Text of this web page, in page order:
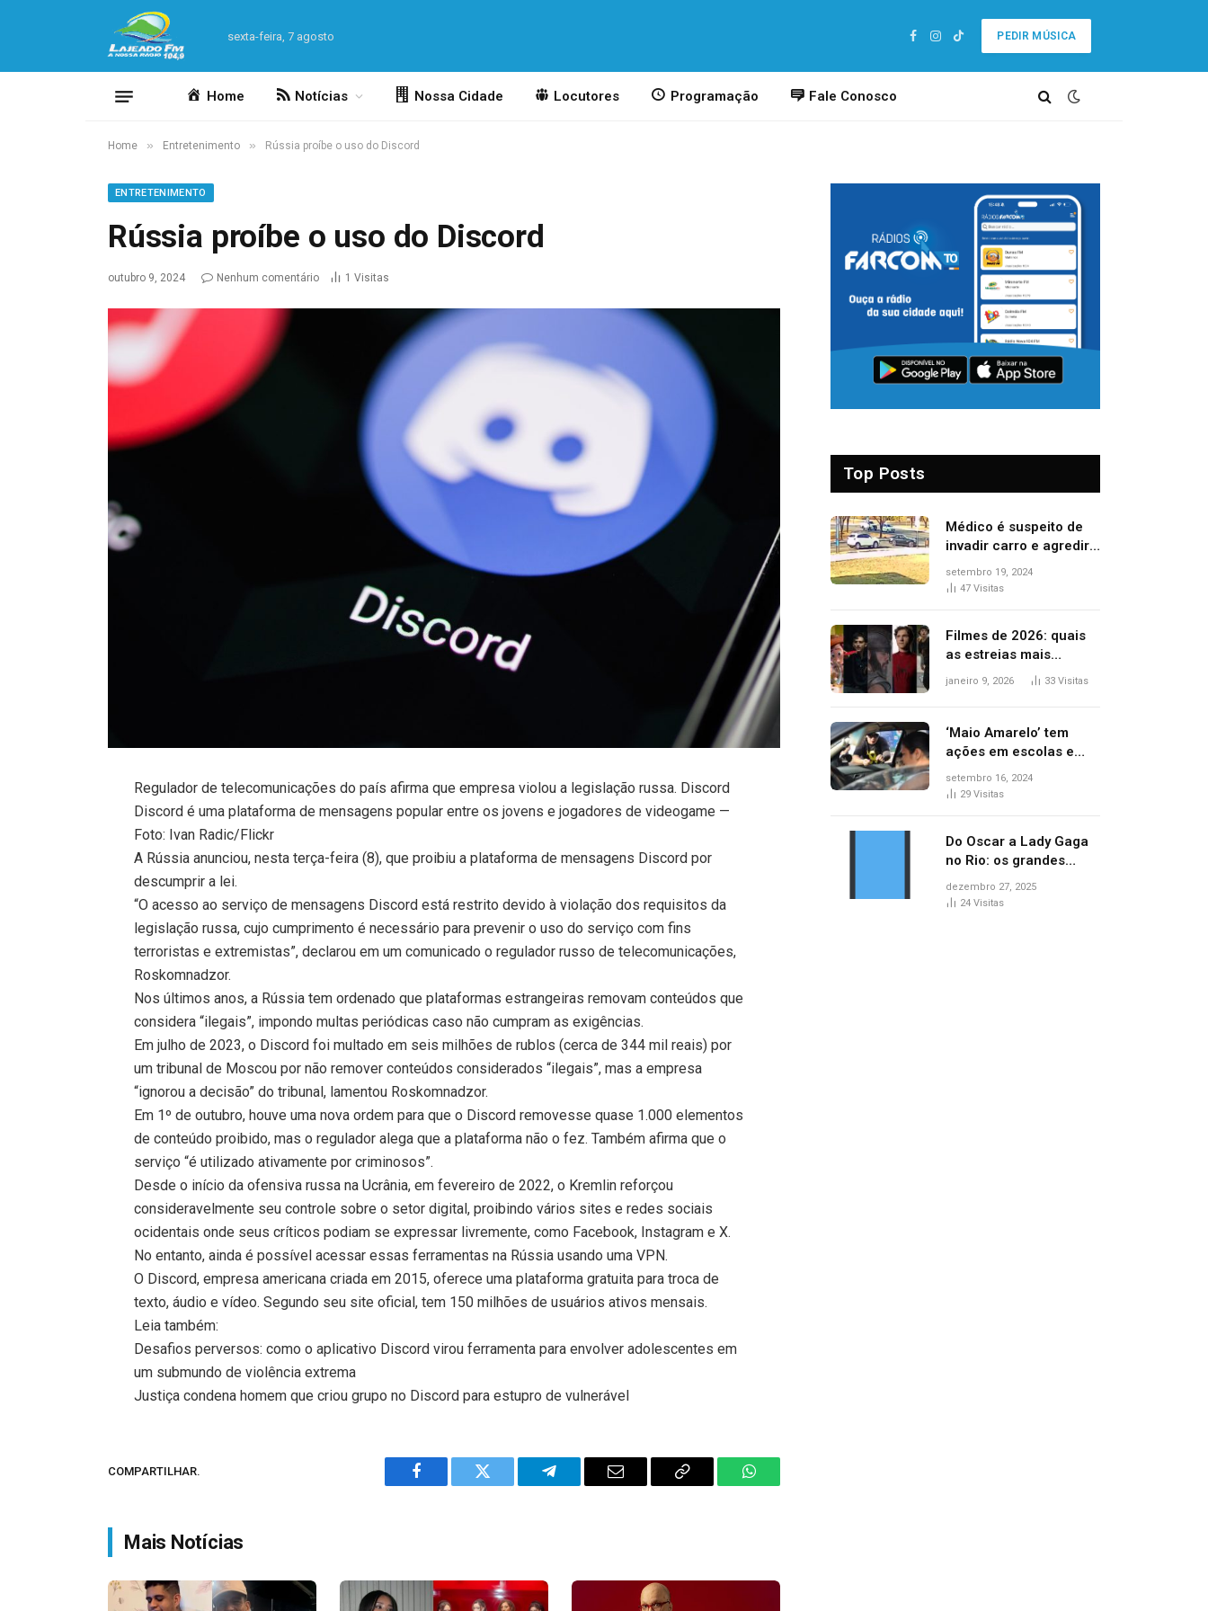
sexta-feira, 7 agosto
Facebook
Instagram
TikTok
PEDIR MÚSICA
Home Notícias Nossa Cidade Locutores Programação Fale Conosco
Home » Entretenimento » Rússia proíbe o uso do Discord
ENTRETENIMENTO
Rússia proíbe o uso do Discord
outubro 9, 2024 Nenhum comentário 1 Visitas
Regulador de telecomunicações do país afirma que empresa violou a legislação russa. Discord
Discord é uma plataforma de mensagens popular entre os jovens e jogadores de videogame —
Foto: Ivan Radic/Flickr
A Rússia anunciou, nesta terça-feira (8), que proibiu a plataforma de mensagens Discord por
descumprir a lei.
“O acesso ao serviço de mensagens Discord está restrito devido à violação dos requisitos da
legislação russa, cujo cumprimento é necessário para prevenir o uso do serviço com fins
terroristas e extremistas”, declarou em um comunicado o regulador russo de telecomunicações,
Roskomnadzor.
Nos últimos anos, a Rússia tem ordenado que plataformas estrangeiras removam conteúdos que
considera “ilegais”, impondo multas periódicas caso não cumpram as exigências.
Em julho de 2023, o Discord foi multado em seis milhões de rublos (cerca de 344 mil reais) por
um tribunal de Moscou por não remover conteúdos considerados “ilegais”, mas a empresa
“ignorou a decisão” do tribunal, lamentou Roskomnadzor.
Em 1º de outubro, houve uma nova ordem para que o Discord removesse quase 1.000 elementos
de conteúdo proibido, mas o regulador alega que a plataforma não o fez. Também afirma que o
serviço “é utilizado ativamente por criminosos”.
Desde o início da ofensiva russa na Ucrânia, em fevereiro de 2022, o Kremlin reforçou
consideravelmente seu controle sobre o setor digital, proibindo vários sites e redes sociais
ocidentais onde seus críticos podiam se expressar livremente, como Facebook, Instagram e X.
No entanto, ainda é possível acessar essas ferramentas na Rússia usando uma VPN.
O Discord, empresa americana criada em 2015, oferece uma plataforma gratuita para troca de
texto, áudio e vídeo. Segundo seu site oficial, tem 150 milhões de usuários ativos mensais.
Leia também:
Desafios perversos: como o aplicativo Discord virou ferramenta para envolver adolescentes em
um submundo de violência extrema
Justiça condena homem que criou grupo no Discord para estupro de vulnerável
COMPARTILHAR.
Facebook Twitter Telegram Email
Copy
WhatsApp
Mais Notícias
Top Posts
Médico é suspeito de
invadir carro e agredir
delegado aposentado
durante confusão no
setembro 19, 2024
47 Visitas
Filmes de 2026: quais
as estreias mais
aguardadas do ano?
janeiro 9, 2026 33 Visitas
‘Maio Amarelo’ tem
ações em escolas e
ruas para prevenir
acidentes no trânsito
setembro 16, 2024
29 Visitas
Do Oscar a Lady Gaga
no Rio: os grandes
marcos da cultura em
2025
dezembro 27, 2025
24 Visitas